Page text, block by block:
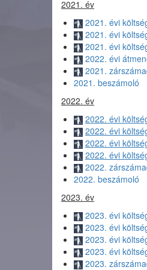
2021. év
2021. évi
2021. évi
2021. évi
2022. évi
2021.
2021. beszámoló
2022. év
2022. évi
2022. évi
2022. évi
2022. évi
2022.
2022. beszámoló
2023. év
2023. évi
2023. évi
2023. évi
2023. évi
2023.